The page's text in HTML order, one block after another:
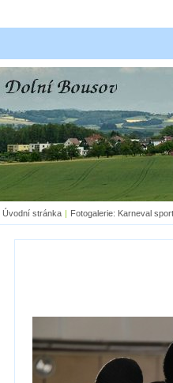
Úvodní stránka | Fotogalerie: Karneval